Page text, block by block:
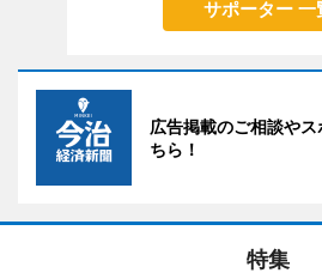
サポーター 一
広告掲載のご相談や
ちら！
特集